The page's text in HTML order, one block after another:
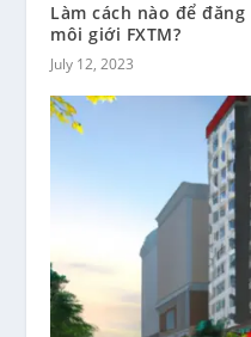
Làm cách nào để
môi giới FXTM?
July 12, 2023